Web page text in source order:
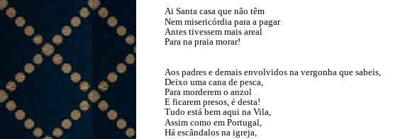
Ai Santa casa que não têm
Nem misericórdia para a pagar
Antes tivessem mais areal
Para na praia morar!
Aos padres e demais envolvidos na vergonha que sabeis,
Deixo uma cana de pesca,
Para morderem o anzol
E ficarem presos, é desta!
Tudo está bem aqui na Vila,
Assim como em Portugal,
Há escândalos na igreja,